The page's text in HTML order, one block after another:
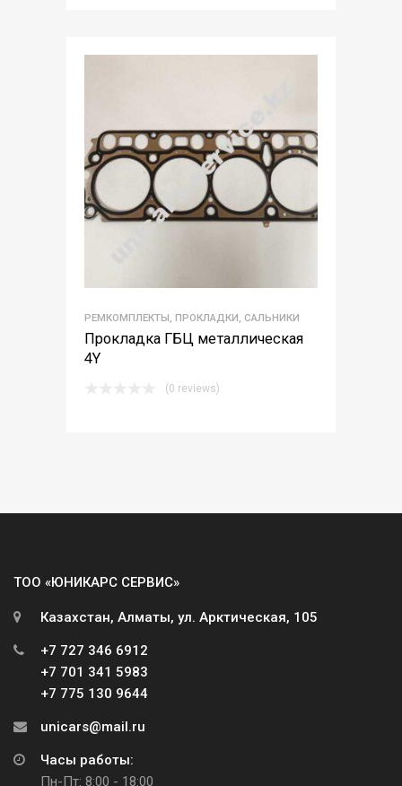
РЕМКОМПЛЕКТЫ, ПРОКЛАДКИ, САЛЬНИКИ
Прокладка ГБЦ металлическая
4Y
(0 reviews)
ТОО «ЮНИКАРС СЕРВИС»
Казахстан, Алматы, ул. Арктическая, 105
+7 727 346 6912
+7 701 341 5983
+7 775 130 9644
unicars@mail.ru
Часы работы:
Пн-Пт: 8:00 - 18:00